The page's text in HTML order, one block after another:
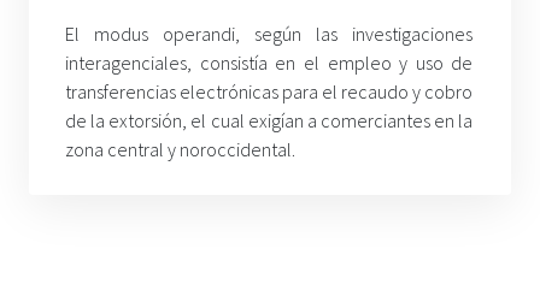
El modus operandi, según las investigaciones
interagenciales, consistía en el empleo y uso de
transferencias electrónicas para el recaudo y cobro
de la extorsión, el cual exigían a comerciantes en la
zona central y noroccidental.